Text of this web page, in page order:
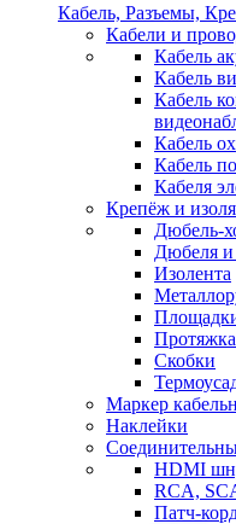
Кабель, Разъемы,
Кабели и
Кабель
Кабель
Кабель
Кабель
Кабель
Кабеля
Крепёж и
Дюбель-
Дюбеля и
Изолента
Протяжка
Скобки
Маркер
Наклейки
HDMI
RCA,
Патч-